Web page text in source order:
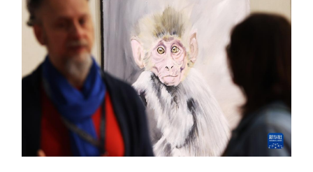
科技 体育
文化 健康
访谈 视频 图片
中央文件 金融 汽车
人居 信息化 数字经济
学术中国 乡村振兴 银龄 溯源中国